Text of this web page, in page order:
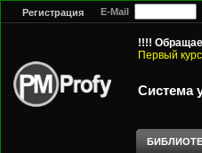
Регистрация E-Mail
!!!!
Первый
Система